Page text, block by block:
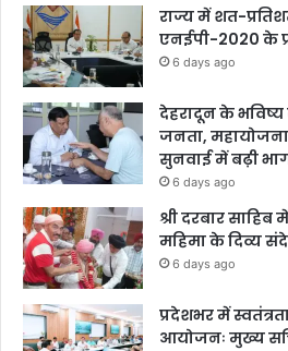
राज्य में शत-
एनईपी-2020 के
6 days ago
देहरादून के
जनता,
सुनवाई में बढ़ी
6 days ago
श्री दरबार
महिमा के दिव्य
6 days ago
प्रदेशभर में
आयोजनः मुख्य